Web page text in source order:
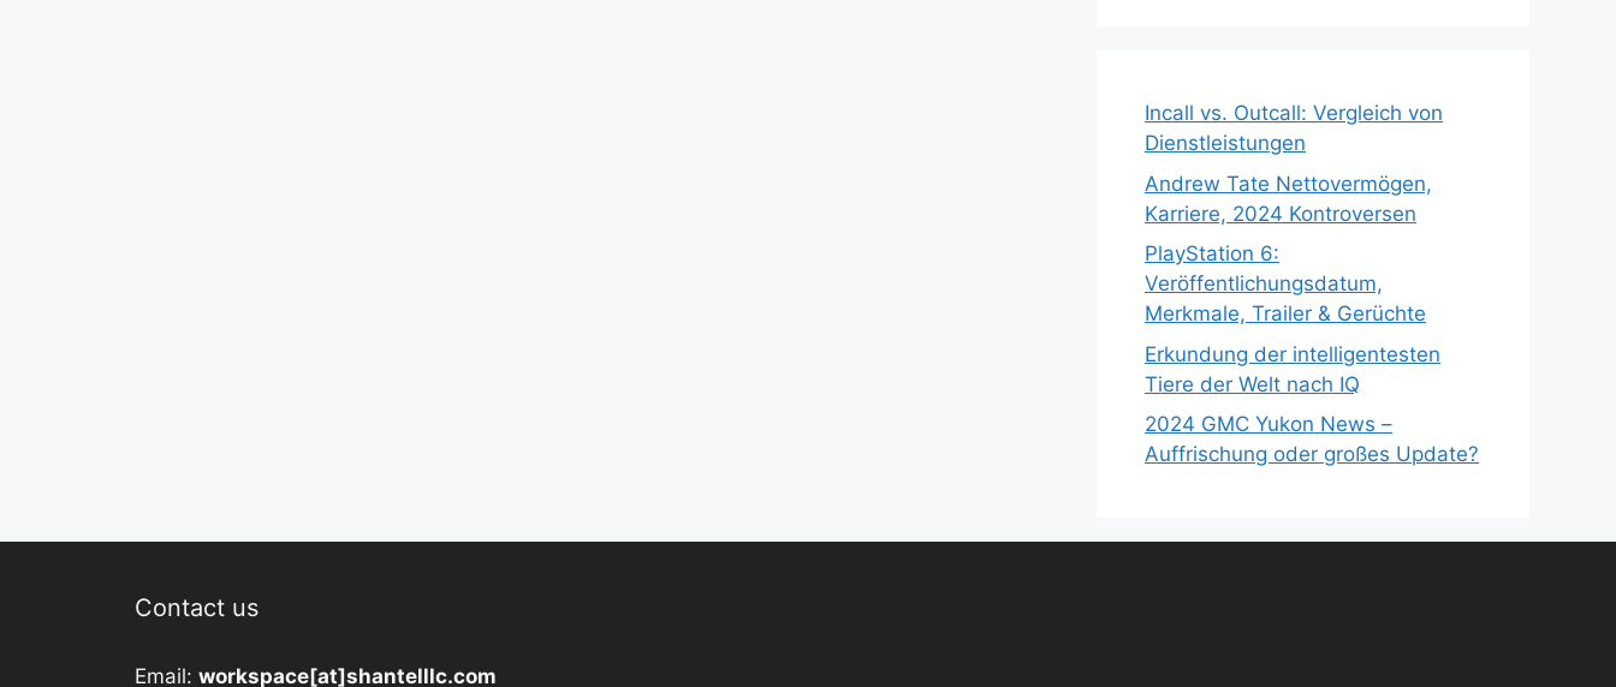
Incall vs. Outcall: Vergleich von
Dienstleistungen
Andrew Tate Nettovermögen,
Karriere, 2024 Kontroversen
PlayStation 6:
Veröffentlichungsdatum,
Merkmale, Trailer & Gerüchte
Erkundung der intelligentesten
Tiere der Welt nach IQ
2024 GMC Yukon News –
Auffrischung oder großes Update?
Contact us
Email: workspace[at]shantelllc.com